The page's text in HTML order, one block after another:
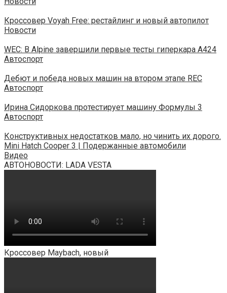
Кроссовер Voyah Free: рестайлинг и новый автопилот
Новости
WEC: В Alpine завершили первые тесты гиперкара A424
Автоспорт
Дебют и победа новых машин на втором этапе REC
Автоспорт
Ирина Сидоркова протестирует машину Формулы 3
Автоспорт
Конструктивных недостатков мало, но чинить их дорого.
Mini Hatch Cooper 3 | Подержанные автомобили
Видео
АВТОНОВОСТИ: LADA VESTA
Кроссовер Maybach, новый